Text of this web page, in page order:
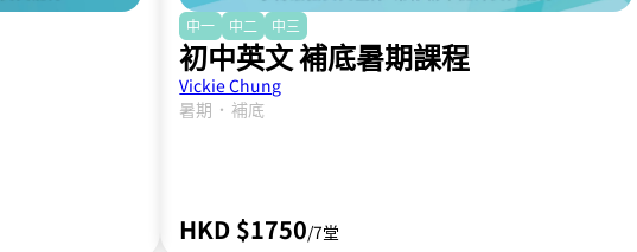
中一 中二 中三
初中英文 補底暑期課程
Vickie Chung
暑期 ．補底
HKD $1750/7堂